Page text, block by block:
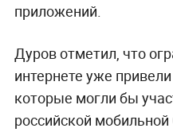
приложений.
Дуров отметил, что
интернете уже
которые могли бы
российской